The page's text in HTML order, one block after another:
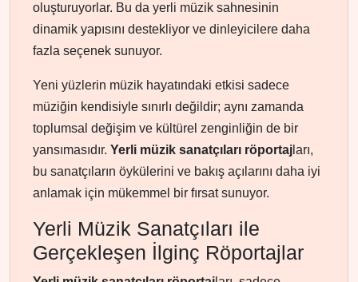
oluşturuyorlar. Bu da yerli müzik sahnesinin
dinamik yapısını destekliyor ve dinleyicilere daha
fazla seçenek sunuyor.
Yeni yüzlerin müzik hayatındaki etkisi sadece
müziğin kendisiyle sınırlı değildir; aynı zamanda
toplumsal değişim ve kültürel zenginliğin de bir
yansımasıdır. Yerli müzik sanatçıları röportaj ları,
bu sanatçıların öykülerini ve bakış açılarını daha iyi
anlamak için mükemmel bir fırsat sunuyor.
Yerli Müzik Sanatçıları ile
Gerçekleşen İlginç Röportajlar